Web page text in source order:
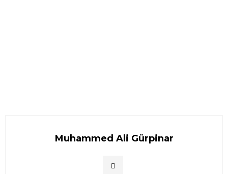
Muhammed Ali Gürpinar